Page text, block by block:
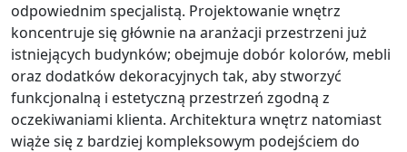
odpowiednim specjalistą. Projektowanie wnętrz
koncentruje się głównie na aranżacji przestrzeni już
istniejących budynków; obejmuje dobór kolorów, mebli
oraz dodatków dekoracyjnych tak, aby stworzyć
funkcjonalną i estetyczną przestrzeń zgodną z
oczekiwaniami klienta. Architektura wnętrz natomiast
wiąże się z bardziej kompleksowym podejściem do